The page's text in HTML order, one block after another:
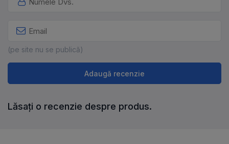
(pe site nu se publică)
Adaugă recenzie
Lăsați o recenzie despre produs.